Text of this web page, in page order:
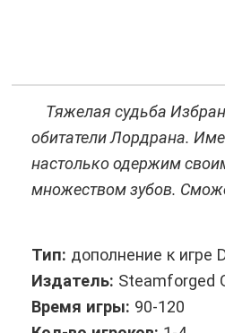
Тяжелая судьба
обитатели Лордрана.
настолько одержим
множеством зубов.
Тип: дополнение к игре
Издатель: Steamforged
Время игры: 90-120